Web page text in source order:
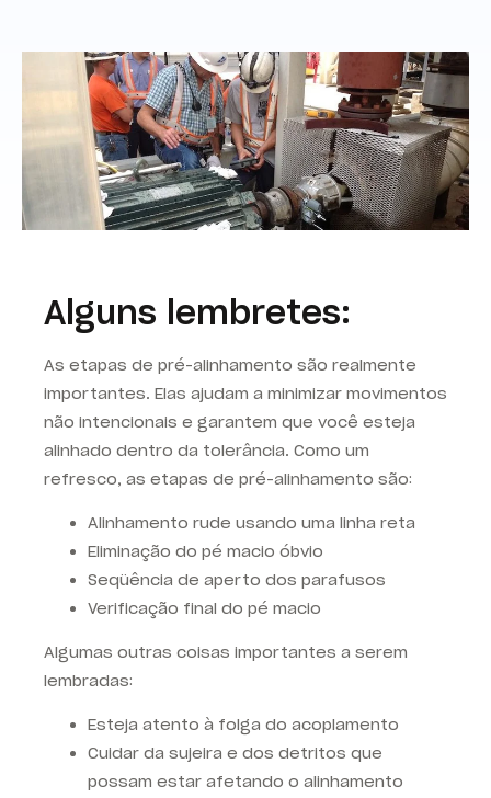
Alguns lembretes:
As etapas de pré-alinhamento são realmente
importantes. Elas ajudam a minimizar movimentos
não intencionais e garantem que você esteja
alinhado dentro da tolerância. Como um
refresco, as etapas de pré-alinhamento são:
Alinhamento rude usando uma linha reta
Eliminação do pé macio óbvio
Seqüência de aperto dos parafusos
Verificação final do pé macio
Algumas outras coisas importantes a serem
lembradas:
Esteja atento à folga do acoplamento
Cuidar da sujeira e dos detritos que
possam estar afetando o alinhamento